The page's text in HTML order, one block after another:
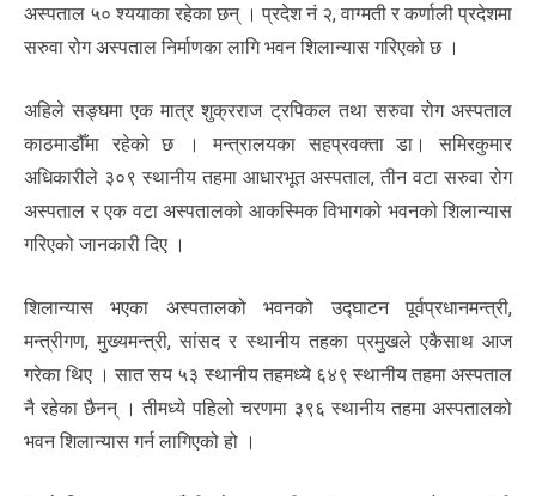
अस्पताल ५० श्ययाका रहेका छन् । प्रदेश नं २, वाग्मती र कर्णाली प्रदेशमा
सरुवा रोग अस्पताल निर्माणका लागि भवन शिलान्यास गरिएको छ ।
अहिले सङ्घमा एक मात्र शुक्रराज ट्रपिकल तथा सरुवा रोग अस्पताल
काठमाडौँमा रहेको छ । मन्त्रालयका सहप्रवक्ता डा। समिरकुमार
अधिकारीले ३०९ स्थानीय तहमा आधारभूत अस्पताल, तीन वटा सरुवा रोग
अस्पताल र एक वटा अस्पतालको आकस्मिक विभागको भवनको शिलान्यास
गरिएको जानकारी दिए ।
शिलान्यास भएका अस्पतालको भवनको उद्घाटन पूर्वप्रधानमन्त्री,
मन्त्रीगण, मुख्यमन्त्री, सांसद र स्थानीय तहका प्रमुखले एकैसाथ आज
गरेका थिए । सात सय ५३ स्थानीय तहमध्ये ६४९ स्थानीय तहमा अस्पताल
नै रहेका छैनन् । तीमध्ये पहिलो चरणमा ३९६ स्थानीय तहमा अस्पतालको
भवन शिलान्यास गर्न लागिएको हो ।